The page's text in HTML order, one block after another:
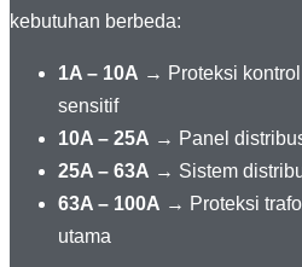
kebutuhan berbeda:
1A – 10A → Proteksi
sensitif
10A – 25A → Panel
25A – 63A → Sistem
63A – 100A → Proteksi
utama